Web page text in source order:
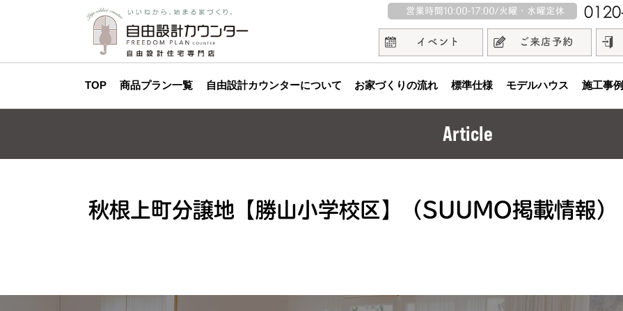
TOP 商品プラン一覧 自由設計カウンターについて お家づくりの流れ 標準仕様 モデルハウス 施工事例
Article
秋根上町分譲地【勝山小学校区】（SUUMO掲載情報）